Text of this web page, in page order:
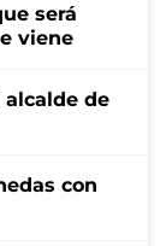
será
viene
de
con